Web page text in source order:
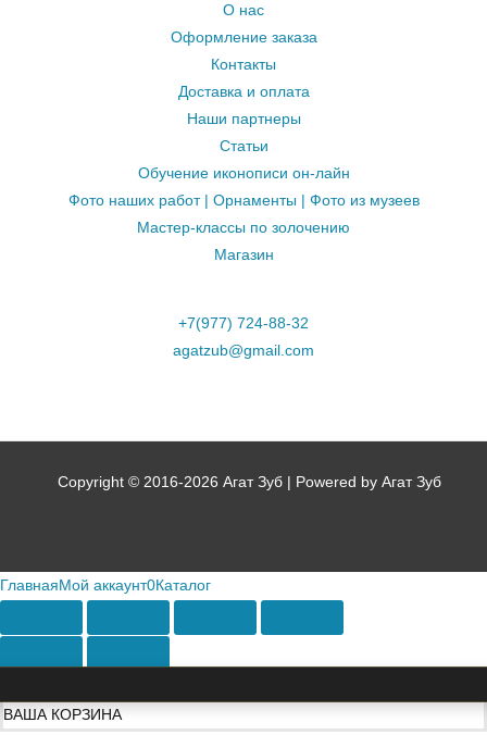
О нас
Оформление заказа
Контакты
Доставка и оплата
Наши партнеры
Статьи
Обучение иконописи он-лайн
Фото наших работ | Орнаменты | Фото из музеев
Мастер-классы по золочению
Магазин
+7(977) 724-88-32
agatzub@gmail.com
Copyright © 2016-2026 Агат Зуб | Powered by Агат Зуб
Главная Мой аккаунт0Каталог
ВАША КОРЗИНА